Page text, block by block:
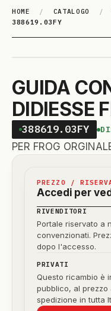
HOME / CATALOGO /
388619.03FY
GUIDA
DIDIESSE
388619.03FY
PER FROG
PREZZO /
Accedi per
RIVENDITORI
Portale riservato a
convenzionati.
dopo l'accesso.
PRIVATI
Questo ricambio è
pubblico, al prezzo
spedizione in tutta